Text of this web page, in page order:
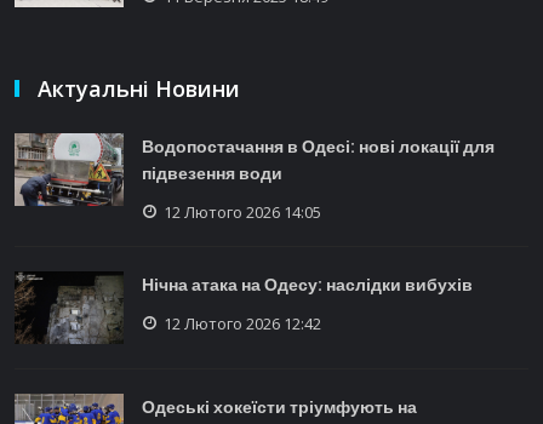
Актуальні Новини
Водопостачання в Одесі: нові локації для
підвезення води
12 Лютого 2026 14:05
Нічна атака на Одесу: наслідки вибухів
12 Лютого 2026 12:42
Одеські хокеїсти тріумфують на